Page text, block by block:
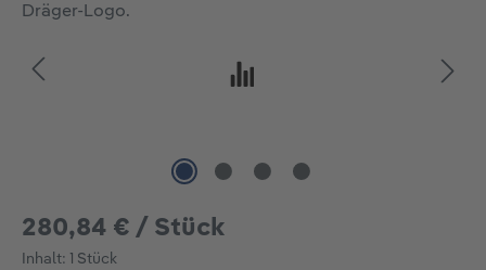
280,84 € / Stück
Inhalt: 1 Stück